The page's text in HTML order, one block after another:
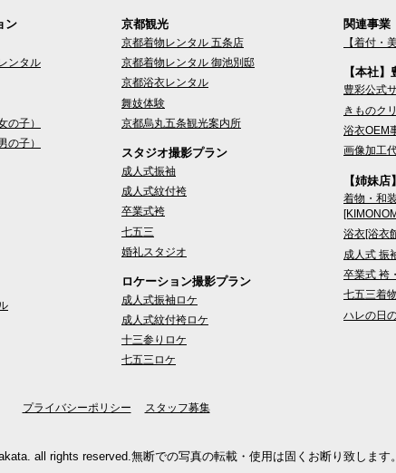
ン
ンタル
の子）
の子）
京都観光
京都着物レンタル 五条店
京都着物レンタル 御池別邸
京都浴衣レンタル
舞妓体験
京都烏丸五条観光案内所
スタジオ撮影プラン
成人式振袖
成人式紋付袴
卒業式袴
七五三
婚礼スタジオ
ロケーション撮影プラン
成人式振袖ロケ
成人式紋付袴ロケ
十三参りロケ
七五三ロケ
関連事業
【着付・
【本社
豊彩公式
きものク
浴衣OEM
画像加工
【姉妹
着物・和
浴衣[浴衣
成人式 振
卒業式 袴
七五三着
ハレの日
プライバシーポリシー スタッフ募集
all rights reserved.無断での写真の転載・使用は固くお断り致します。